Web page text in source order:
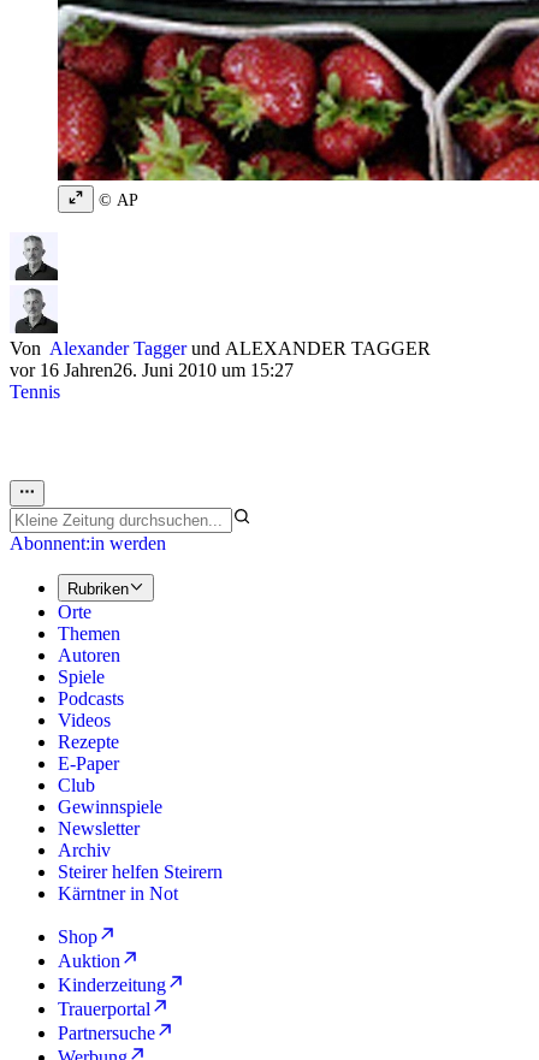
© AP
Von Alexander Taggerund ALEXANDER TAGGER
vor 16 Jahren26. Juni 2010 um 15:27
Tennis
Abonnent:in werden
Rubriken
Orte
Themen
Autoren
Spiele
Podcasts
Videos
Rezepte
E-Paper
Club
Gewinnspiele
Newsletter
Archiv
Steirer helfen Steirern
Kärntner in Not
Shop
Auktion
Kinderzeitung
Trauerportal
Partnersuche